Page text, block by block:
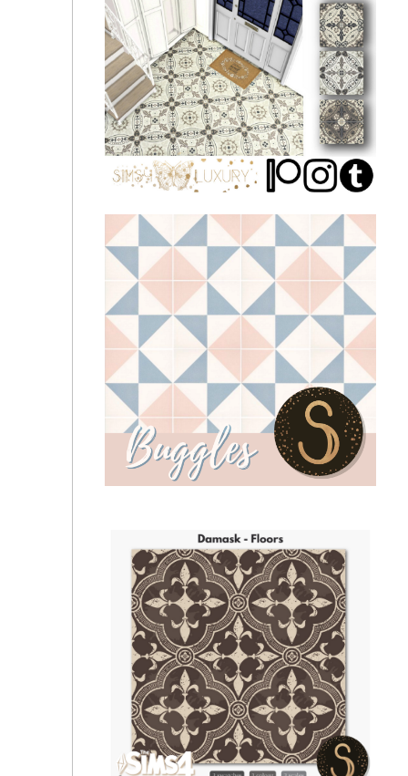
Sims4Luxury - The British Collection ~ Floor #1
Плитка | Groovy Boho - Buggles - Floors